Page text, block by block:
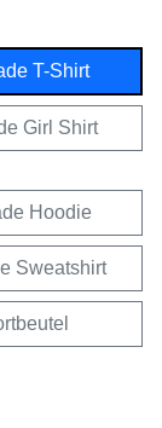
T-Shirt
Girl Shirt
Hoodie
Sweatshirt